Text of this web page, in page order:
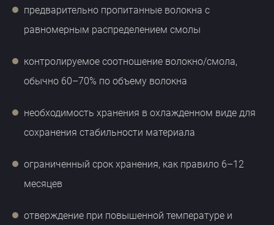
предварительно пропитанные волокна с
равномерным распределением смолы
контролируемое соотношение волокно/смола,
обычно 60–70% по объему волокна
необходимость хранения в охлажденном виде для
сохранения стабильности материала
ограниченный срок хранения, как правило 6–12
месяцев
отверждение при повышенной температуре и